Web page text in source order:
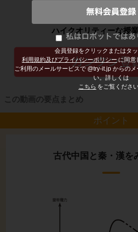
会員登録をクリックまたはタッ
利用規約及びプライバシーポリシー に同意
ご利用のメールサービスで @try-it.jp からの
い。詳しくは
こちら をご覧ください
子どもの勉強から大人の
ハイクオリティーな授
この動画の要点まとめ
ポイント
古代中国と秦・漢を